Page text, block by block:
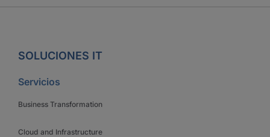
SOLUCIONES IT
Servicios
Business Transformation
Cloud and Infrastructure